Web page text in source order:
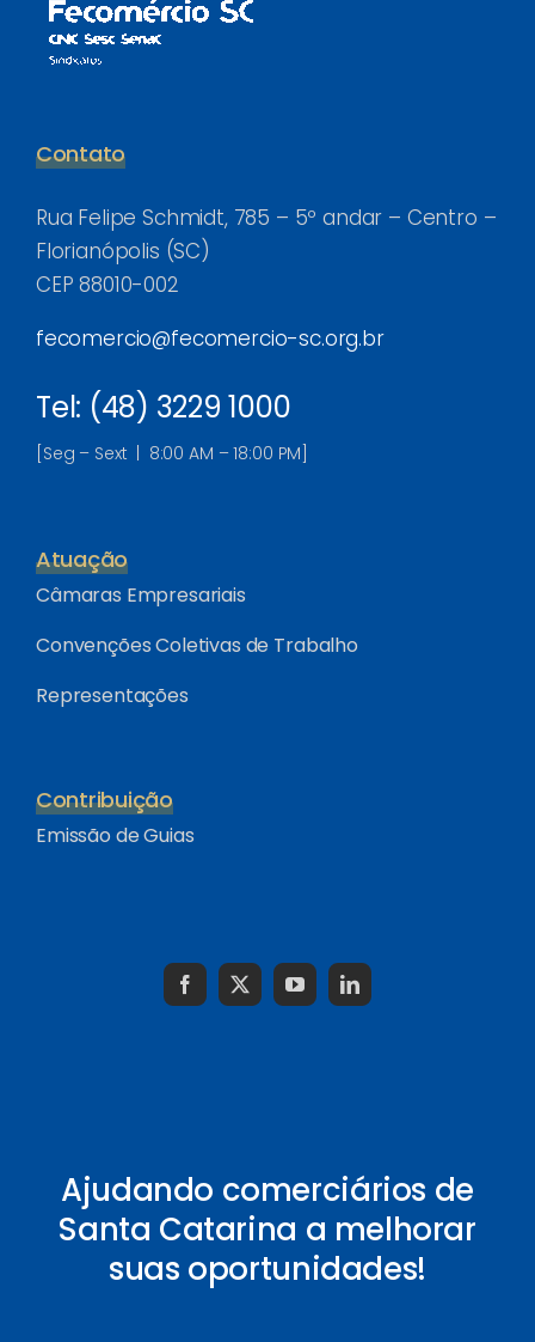
Contato
Rua Felipe Schmidt, 785 – 5º andar – Centro –
Florianópolis (SC)
CEP 88010-002
fecomercio@fecomercio-sc.org.br
Tel: (48) 3229 1000
[Seg – Sext | 8:00 AM – 18:00 PM]
Atuação
Câmaras Empresariais
Convenções Coletivas de Trabalho
Representações
Contribuição
Emissão de Guias
Ajudando comerciários de
Santa Catarina a melhorar
suas oportunidades!